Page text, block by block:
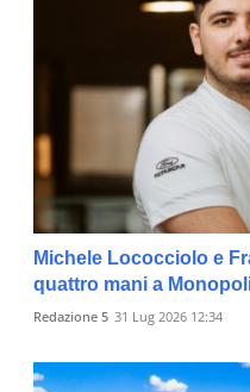
Michele Lococciolo e
quattro mani a
Redazione 5 31 Lug 2026 12:34